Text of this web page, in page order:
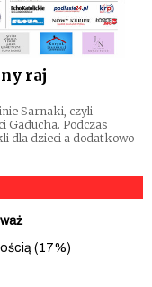
raj
Sarnaki, czyli
Gaducha. Podczas
dla dzieci a dodatkowo
(17%)